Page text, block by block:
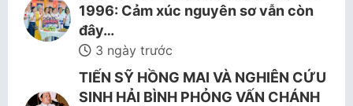
1996: Cảm xúc nguyên sơ vẫn còn
đây…
3 ngày trước
TIẾN SỸ HỒNG MAI VÀ NGHIÊN CỨU
SINH HẢI BÌNH PHỎNG VẤN CHÁNH